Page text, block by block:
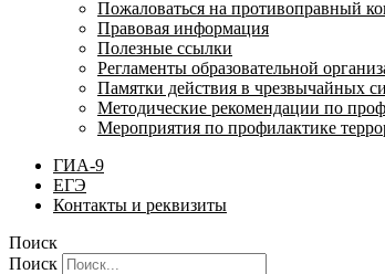
Пожаловаться на противоправный
Правовая информация
Полезные ссылки
Регламенты образовательной
Памятки действия в чрезвычайных
Методические рекомендации по
Мероприятия по профилактике
ГИА-9
ЕГЭ
Контакты и реквизиты
Поиск
Поиск